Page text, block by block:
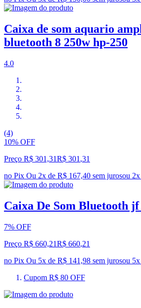
Caixa de som aquario
bluetooth 8 250w hp-250
4.0
(4)
10% OFF
Preço R$ 301,31R$ 301 ,31
no Pix Ou 2x de R$ 167,40 sem jurosou 2x
Caixa De Som Bluetooth
7% OFF
Preço R$ 660,21R$ 660,21
no Pix Ou 5x de R$ 141,98 sem jurosou 5x
Cupom R$ 80 OFF